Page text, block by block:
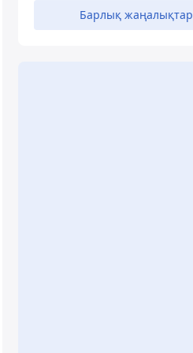
Барлық жаңалықтар